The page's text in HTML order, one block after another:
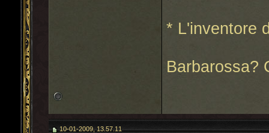
* L'inventore
Barbarossa?
10-01-2009, 13.57.11